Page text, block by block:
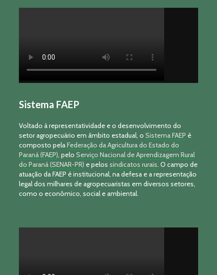
Sistema FAEP
Voltado à representatividade e o desenvolvimento do
setor agropecuário em âmbito estadual, o Sistema FAEP é
composto pelaFederação da Agricultura do Estado do
Paraná (FAEP), pelo Serviço Nacional de Aprendizagem Rural
do Paraná (SENAR-PR) e pelos sindicatos rurais. O campo de
atuação da FAEP é institucional, na defesa e a representação
legal dos milhares de agropecuaristas em diversos setores,
como o econômico, social e ambiental.